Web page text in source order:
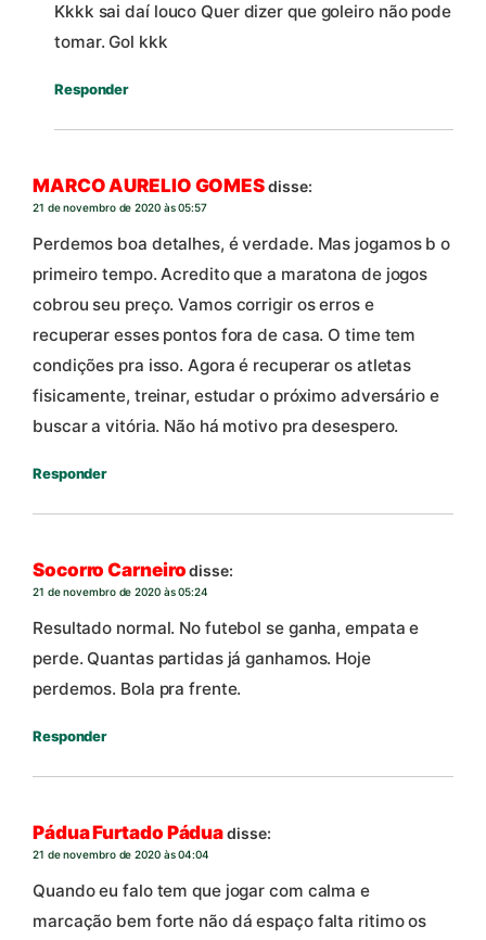
Kkkk sai daí louco Quer dizer que goleiro não pode
tomar. Gol kkk
Responder
MARCO AURELIO GOMESdisse:
21 de novembro de 2020 às 05:57
Perdemos boa detalhes, é verdade. Mas jogamos b o
primeiro tempo. Acredito que a maratona de jogos
cobrou seu preço. Vamos corrigir os erros e
recuperar esses pontos fora de casa. O time tem
condições pra isso. Agora é recuperar os atletas
fisicamente, treinar, estudar o próximo adversário e
buscar a vitória. Não há motivo pra desespero.
Responder
Socorro Carneirodisse:
21 de novembro de 2020 às 05:24
Resultado normal. No futebol se ganha, empata e
perde. Quantas partidas já ganhamos. Hoje
perdemos. Bola pra frente.
Responder
Pádua Furtado Páduadisse:
21 de novembro de 2020 às 04:04
Quando eu falo tem que jogar com calma e
marcação bem forte não dá espaço falta ritimo os